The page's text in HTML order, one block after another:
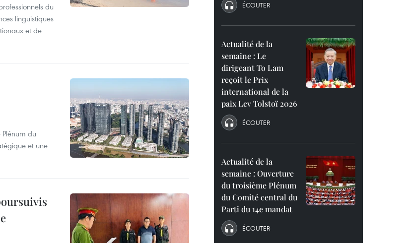
du
linguistiques
et de
du
et une
ÉCOUTER
Actualité de la
semaine : Le
dirigeant To Lam
reçoit le Prix
international de la
paix Lev Tolstoï 2026
ÉCOUTER
Actualité de la
semaine : Ouverture
du troisième Plénum
du Comité central du
Parti du 14e mandat
ÉCOUTER